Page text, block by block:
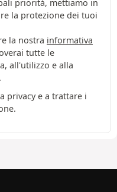
priorità, mettiamo in
la protezione dei tuoi
la nostra informativa
tutte le
all'utilizzo e alla
privacy e a trattare i